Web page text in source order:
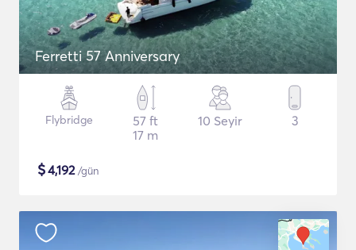
Ferretti 57 Anniversary
Flybridge
57 ft
17 m
10 Seyir 3
$4,192/gün